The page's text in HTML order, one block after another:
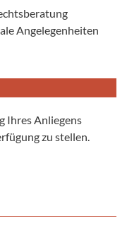
Angelegenheiten
Ihres Anliegens
zu stellen.